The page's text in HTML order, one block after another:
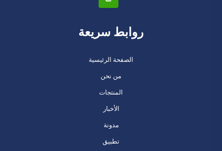
روابط سريعة
الصفحة الرئيسية
من نحن
المنتجات
الأخبار
مدونة
تطبيق